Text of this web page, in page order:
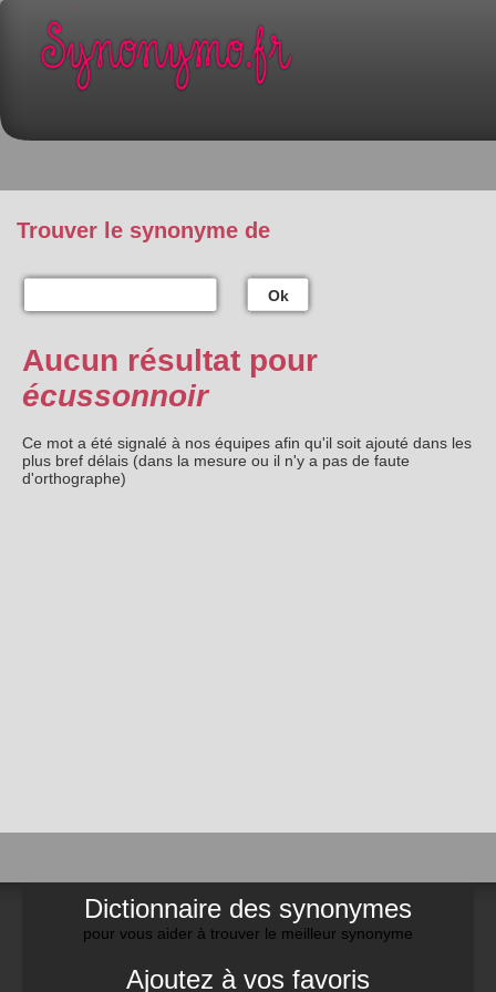
Trouver le synonyme de
Ok
Aucun résultat pour
écussonnoir
Ce mot a été signalé à nos équipes afin qu'il soit ajouté dans les
plus bref délais (dans la mesure ou il n'y a pas de faute
d'orthographe)
Dictionnaire des synonymes
pour vous aider à trouver le meilleur synonyme
Ajoutez à vos favoris